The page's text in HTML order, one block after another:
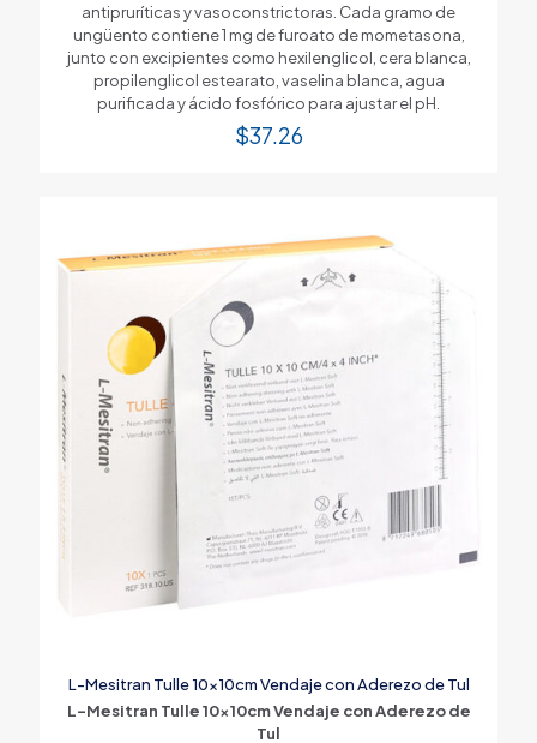
antipruríticas y vasoconstrictoras. Cada gramo de
ungüento contiene 1 mg de furoato de mometasona,
junto con excipientes como hexilenglicol, cera blanca,
propilenglicol estearato, vaselina blanca, agua
purificada y ácido fosfórico para ajustar el pH.
$37.26
L-Mesitran Tulle 10x10cm Vendaje con Aderezo de Tul
L-Mesitran Tulle 10x10cm Vendaje con Aderezo de
Tul